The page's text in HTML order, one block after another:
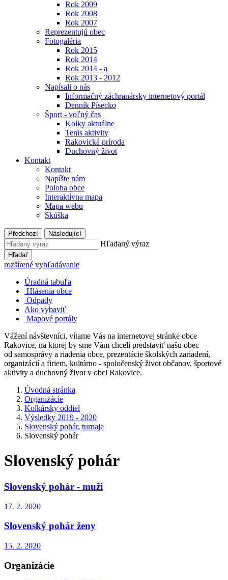
Rok 2009
Rok 2008
Rok 2007
Reprezentujú obec
Fotogaléria
Rok 2015
Rok 2014
Rok 2014 - a
Rok 2013 - 2012
Napísali o nás
Informačný záchranársky internetový portál
Denník Písecko
Šport - voľný čas
Kolky aktuálne
Tenis aktivity
Rakovická príroda
Duchovný život
Kontakt
Kontakt
Napíšte nám
Poloha obce
Interaktívna mapa
Mapa webu
Skúška
Předchozí Následující
Hľadaný výraz
Hľadať
rozšírené vyhľadávanie
Úradná tabuľa
Hlásenia obce
Odpady
Ako vybaviť
Mapové portály
Vážení návštevníci, vítame Vás na internetovej stránke obce
Rakovice, na ktorej by sme Vám chceli predstaviť našu obec
od samosprávy a riadenia obce, prezentácie školských zariadení,
organizácií a firiem, kultúrno - spoločenský život občanov, športové
aktivity a duchovný život v obci Rakovice.
Úvodná stránka
Organizácie
Kolkársky oddiel
Výsledky 2019 - 2020
Slovenský pohár, turnaje
Slovenský pohár
Slovenský pohár
Slovenský pohár - muži
17. 2. 2020
Slovenský pohár ženy
15. 2. 2020
Organizácie